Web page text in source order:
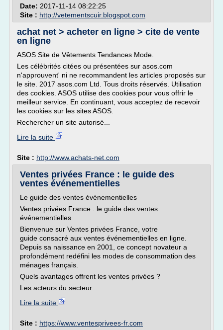
Date: 2017-11-14 08:22:25
Site : http://vetementscuir.blogspot.com
achat net > acheter en ligne > cite de vente
en ligne
ASOS Site de Vêtements Tendances Mode.
Les célébrités citées ou présentées sur asos.com
n'approuvent' ni ne recommandent les articles proposés sur
le site. 2017 asos.com Ltd. Tous droits réservés. Utilisation
des cookies. ASOS utilise des cookies pour vous offrir le
meilleur service. En continuant, vous acceptez de recevoir
les cookies sur les sites ASOS.
Rechercher un site autorisé...
Lire la suite
Site : http://www.achats-net.com
Ventes privées France : le guide des
ventes événementielles
Le guide des ventes événementielles
Ventes privées France : le guide des ventes
événementielles
Bienvenue sur Ventes privées France, votre
guide consacré aux ventes événementielles en ligne.
Depuis sa naissance en 2001, ce concept novateur a
profondément redéfini les modes de consommation des
ménages français.
Quels avantages offrent les ventes privées ?
Les acteurs du secteur...
Lire la suite
Site : https://www.ventesprivees-fr.com